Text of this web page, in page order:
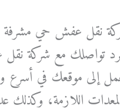
نقل عفش حي
تواصلك مع شركة
إلى موقعك في أسرع
اللازمة، وكذلك